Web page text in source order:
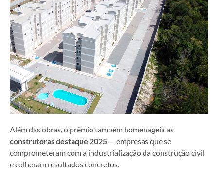
Além das obras, o prêmio também homenageia as
construtoras destaque 2025 — empresas que se
comprometeram com a industrialização da construção civil
e colheram resultados concretos.